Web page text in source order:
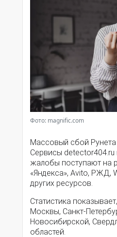
Фото: magnific.com
Массовый сбой
Сервисы detector404.ru
жалобы поступают на
«Яндекса», Avito, РЖД,
других ресурсов.
Статистика
Москвы, Санкт-
Новосибирской,
областей.